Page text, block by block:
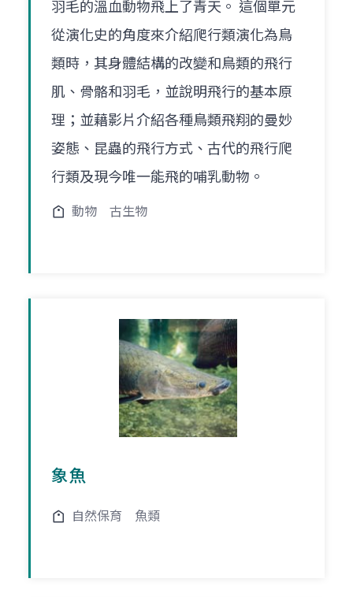
羽毛的溫血動物飛上了青天。 這個單元
從演化史的角度來介紹爬行類演化為鳥
類時，其身體結構的改變和鳥類的飛行
肌、骨骼和羽毛，並說明飛行的基本原
理；並藉影片介紹各種鳥類飛翔的曼妙
姿態、昆蟲的飛行方式、古代的飛行爬
行類及現今唯一能飛的哺乳動物。
動物 古生物
象魚
自然保育 魚類